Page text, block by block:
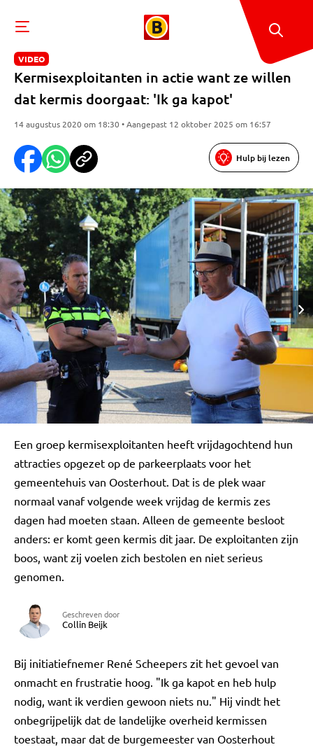
VIDEO
Kermisexploitanten in actie want ze willen
dat kermis doorgaat: 'Ik ga kapot'
14 augustus 2020 om 18:30 • Aangepast 12 oktober 2025 om 16:57
Hulp bij lezen
Een groep kermisexploitanten heeft vrijdagochtend hun
attracties opgezet op de parkeerplaats voor het
gemeentehuis van Oosterhout. Dat is de plek waar
normaal vanaf volgende week vrijdag de kermis zes
dagen had moeten staan. Alleen de gemeente besloot
anders: er komt geen kermis dit jaar. De exploitanten zijn
boos, want zij voelen zich bestolen en niet serieus
genomen.
Geschreven door
Collin Beijk
Bij initiatiefnemer René Scheepers zit het gevoel van
onmacht en frustratie hoog. "Ik ga kapot en heb hulp
nodig, want ik verdien gewoon niets nu." Hij vindt het
onbegrijpelijk dat de landelijke overheid kermissen
toestaat, maar dat de burgemeester van Oosterhout